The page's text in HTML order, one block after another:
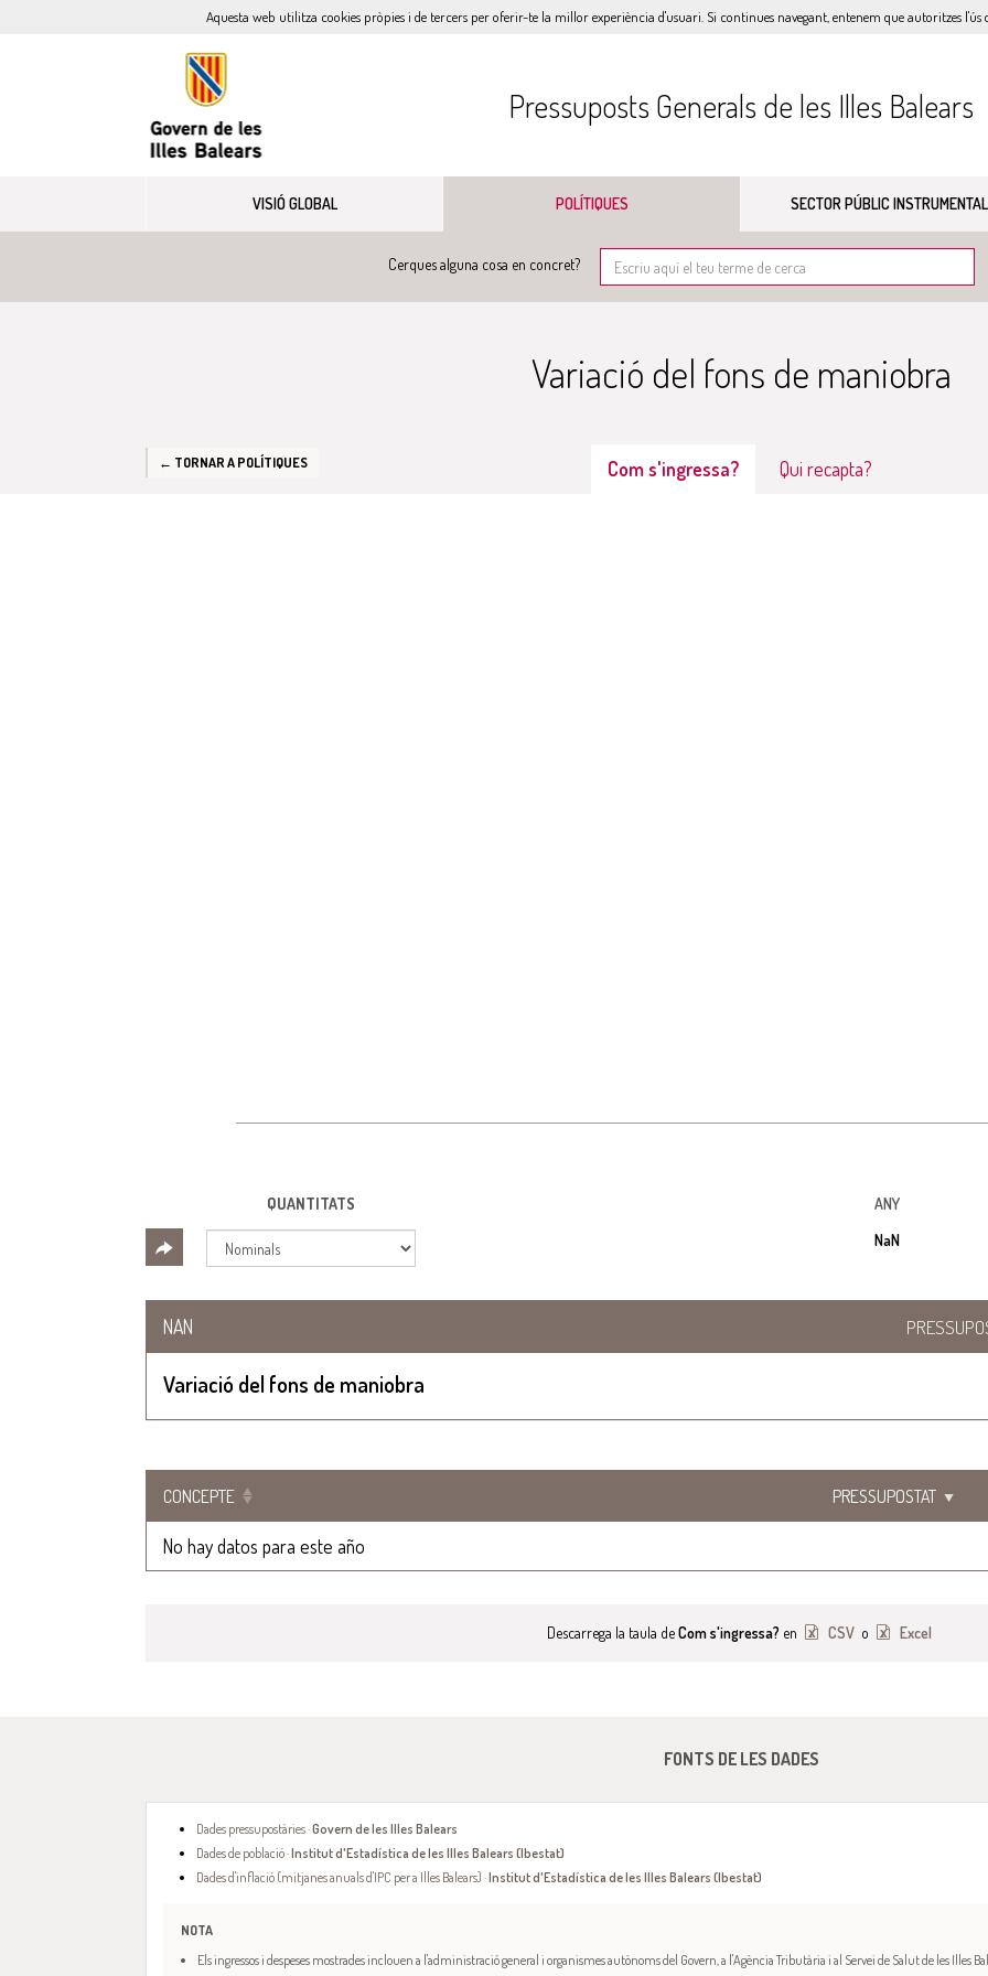
Aquesta web utilitza cookies pròpies i de tercers per oferir-te la millor experiència d'usuari. Si continues navegant, entenem que autoritzes l'ús
Pressuposts Generals de les Illes Balears
VISIÓ GLOBAL POLÍTIQUES SECTOR PÚBLIC INSTRUMENTAL
Cerques alguna cosa en concret?
← TORNAR A POLÍTIQUES
Variació del fons de maniobra
Com s'ingressa? Qui recapta?
QUANTITATS
ANY
NaN
NAN
Variació del fons de maniobra
CONCEPTE PRESSUPOSTAT
No hay datos para este año
Descarrega la taula deCom s'ingressa? en CSV o Excel
FONTS DE LES DADES
Dades pressupostàries ·Govern de les Illes Balears
Dades de població ·Institut d'Estadística de les Illes Balears (Ibestat)
Dades d'inflació (mitjanes anuals d'IPC per a Illes Balears) ·Institut d'Estadística de les Illes Balears (Ibestat)
NOTA
Els ingressos i despeses mostrades inclouen a l'administració general i organismes autònoms del Govern, a l'Agència Tributària i al Servei de Salut de les Illes